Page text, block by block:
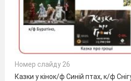
Номер слайду 26
Казки у кінок/ф Синій птах, к/ф